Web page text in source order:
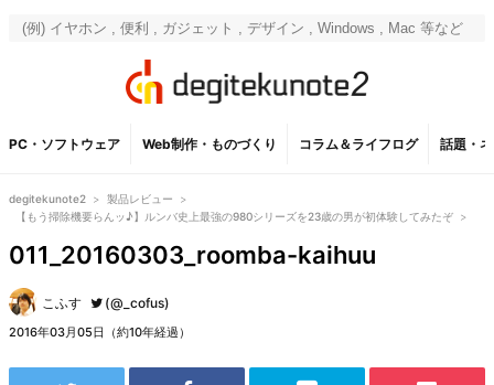
PC・ソフトウェア Web制作・ものづくり コラム＆ライフログ 話題・
degitekunote2 > 製品レビュー
>
【もう掃除機要らんッ♪】ルンバ史上最強の980シリーズを23歳の男が初体験してみたぞ >
011_20160303_roomba-kaihuu
こふす (@_cofus)
2016年03月05日（約10年経過）